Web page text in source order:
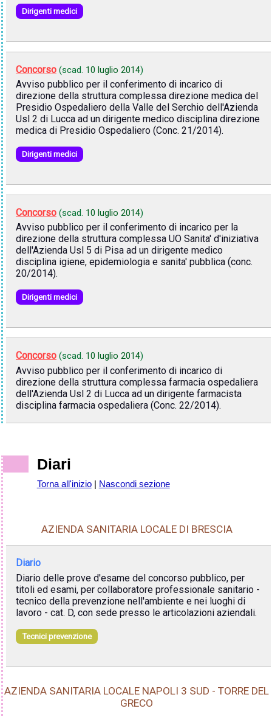
Dirigenti medici
Concorso (scad. 10 luglio 2014)
Avviso pubblico per il conferimento di incarico di
direzione della struttura complessa direzione medica del
Presidio Ospedaliero della Valle del Serchio dell'Azienda
Usl 2 di Lucca ad un dirigente medico disciplina direzione
medica di Presidio Ospedaliero (Conc. 21/2014).
Dirigenti medici
Concorso (scad. 10 luglio 2014)
Avviso pubblico per il conferimento di incarico per la
direzione della struttura complessa UO Sanita' d'iniziativa
dell'Azienda Usl 5 di Pisa ad un dirigente medico
disciplina igiene, epidemiologia e sanita' pubblica (conc.
20/2014).
Dirigenti medici
Concorso (scad. 10 luglio 2014)
Avviso pubblico per il conferimento di incarico di
direzione della struttura complessa farmacia ospedaliera
dell'Azienda Usl 2 di Lucca ad un dirigente farmacista
disciplina farmacia ospedaliera (Conc. 22/2014).
Diari
Torna all'inizio| Nascondi sezione
AZIENDA SANITARIA LOCALE DI BRESCIA
Diario
Diario delle prove d'esame del concorso pubblico, per
titoli ed esami, per collaboratore professionale sanitario -
tecnico della prevenzione nell'ambiente e nei luoghi di
lavoro - cat. D, con sede presso le articolazioni aziendali.
Tecnici prevenzione
AZIENDA SANITARIA LOCALE NAPOLI 3 SUD - TORRE DEL
GRECO